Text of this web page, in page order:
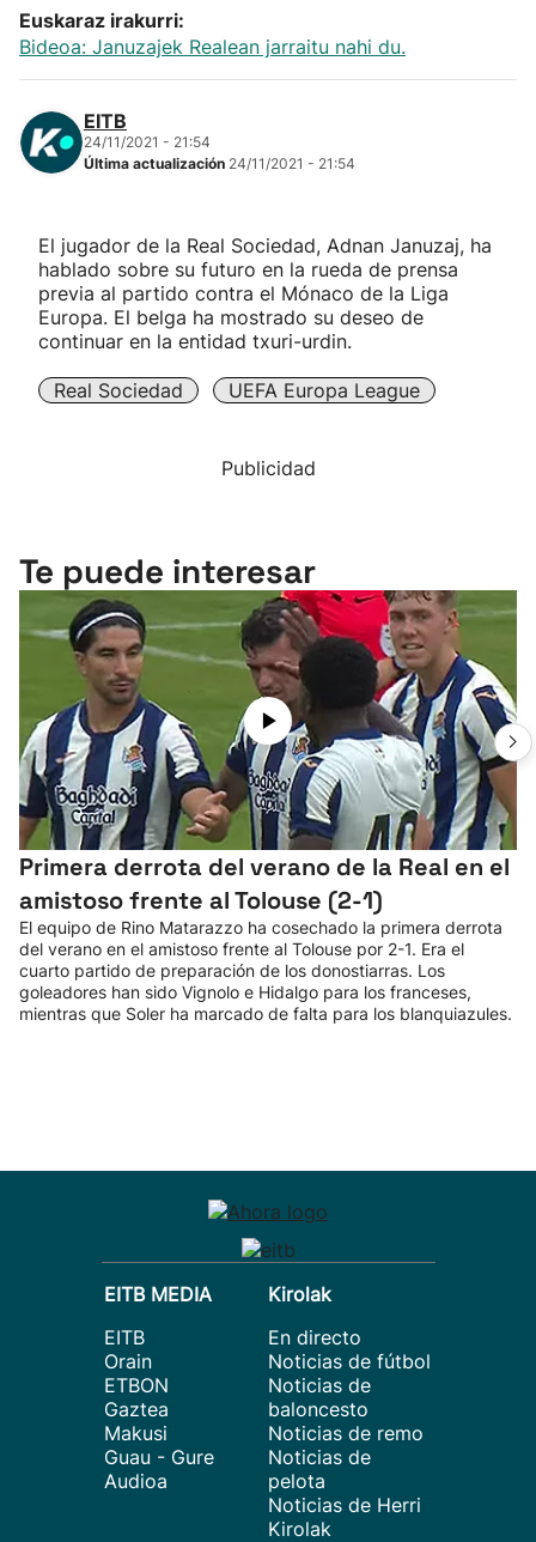
Kirolak 360
Atletismo
Carreras de montaña
Más deportes
"Helmuga"
Euskaraz irakurri:
Bideoa: Januzajek Realean jarraitu nahi du.
EITB
24/11/2021 - 21:54
Última actualización 24/11/2021 - 21:54
El jugador de la Real Sociedad, Adnan Januzaj, ha
hablado sobre su futuro en la rueda de prensa
previa al partido contra el Mónaco de la Liga
Europa. El belga ha mostrado su deseo de
continuar en la entidad txuri-urdin.
Real Sociedad UEFA Europa League
Publicidad
Te puede interesar
Primera derrota del verano de la Real en el
amistoso frente al Tolouse (2-1)
El equipo de Rino Matarazzo ha cosechado la primera derrota
del verano en el amistoso frente al Tolouse por 2-1. Era el
cuarto partido de preparación de los donostiarras. Los
goleadores han sido Vignolo e Hidalgo para los franceses,
mientras que Soler ha marcado de falta para los blanquiazules.
EITB MEDIA
EITB
Orain
ETBON
Gaztea
Makusi
Guau - Gure
Audioa
Kirolak
En directo
Noticias de fútbol
Noticias de
baloncesto
Noticias de remo
Noticias de
pelota
Noticias de Herri
Kirolak